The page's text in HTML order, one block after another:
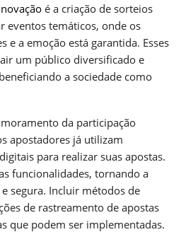
é a criação de sorteios
eventos temáticos, onde os
e a emoção está garantida. Esses
um público diversificado e
a sociedade como
da participação
apostadores já utilizam
para realizar suas apostas.
funcionalidades, tornando a
segura. Incluir métodos de
de rastreamento de apostas
que podem ser implementadas.